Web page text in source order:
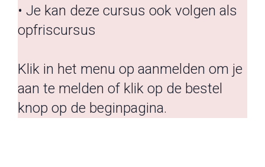
• Je kan deze cursus ook volgen als
opfriscursus
Klik in het menu op aanmelden om je
aan te melden of klik op de bestel
knop op de beginpagina.